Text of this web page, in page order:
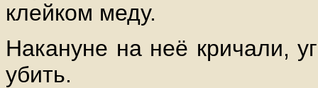
клейком меду.
Накануне на неё кричали,
убить.